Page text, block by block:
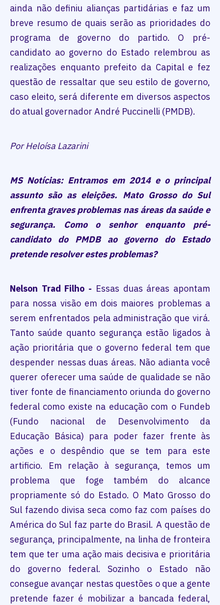
ainda não definiu alianças partidárias e faz um
breve resumo de quais serão as prioridades do
programa de governo do partido. O pré-
candidato ao governo do Estado relembrou as
realizações enquanto prefeito da Capital e fez
questão de ressaltar que seu estilo de governo,
caso eleito, será diferente em diversos aspectos
do atual governador André Puccinelli (PMDB).
Por Heloísa Lazarini
MS Notícias: Entramos em 2014 e o principal
assunto são as eleições. Mato Grosso do Sul
enfrenta graves problemas nas áreas da saúde e
segurança. Como o senhor enquanto pré-
candidato do PMDB ao governo do Estado
pretende resolver estes problemas?
Nelson Trad Filho - Essas duas áreas apontam
para nossa visão em dois maiores problemas a
serem enfrentados pela administração que virá.
Tanto saúde quanto segurança estão ligados à
ação prioritária que o governo federal tem que
despender nessas duas áreas. Não adianta você
querer oferecer uma saúde de qualidade se não
tiver fonte de financiamento oriunda do governo
federal como existe na educação com o Fundeb
(Fundo nacional de Desenvolvimento da
Educação Básica) para poder fazer frente às
ações e o despêndio que se tem para este
artificio. Em relação à segurança, temos um
problema que foge também do alcance
propriamente só do Estado. O Mato Grosso do
Sul fazendo divisa seca como faz com países do
América do Sul faz parte do Brasil. A questão de
segurança, principalmente, na linha de fronteira
tem que ter uma ação mais decisiva e prioritária
do governo federal. Sozinho o Estado não
consegue avançar nestas questões o que a gente
pretende fazer é mobilizar a bancada federal,